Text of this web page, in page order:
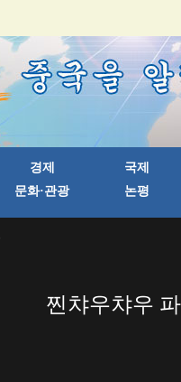
찐챠우챠우